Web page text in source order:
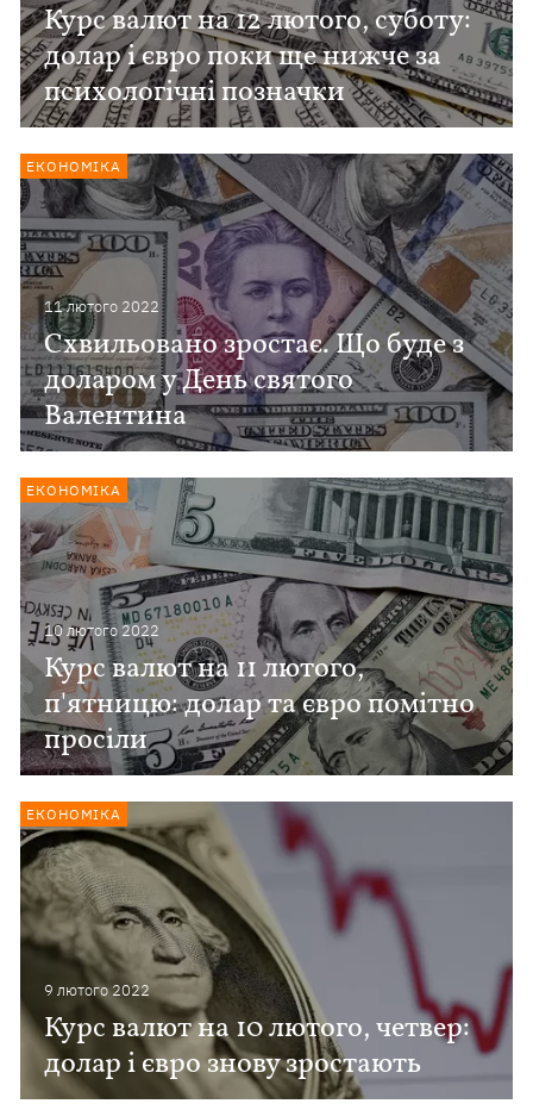
Курс валют на 12 лютого, суботу:
долар і євро поки ще нижче за
психологічні позначки
11 лютого 2022
Схвильовано зростає. Що буде з
доларом у День святого
Валентина
ЕКОНОМІКА
10 лютого 2022
Курс валют на 11 лютого,
п'ятницю: долар та євро помітно
просіли
ЕКОНОМІКА
9 лютого 2022
Курс валют на 10 лютого, четвер:
долар і євро знову зростають
ЕКОНОМІКА